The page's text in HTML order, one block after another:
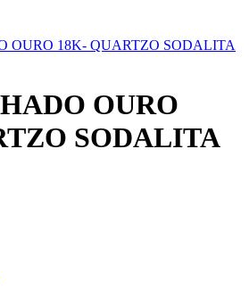
OURO 18K- QUARTZO SODALITA
OURO
SODALITA